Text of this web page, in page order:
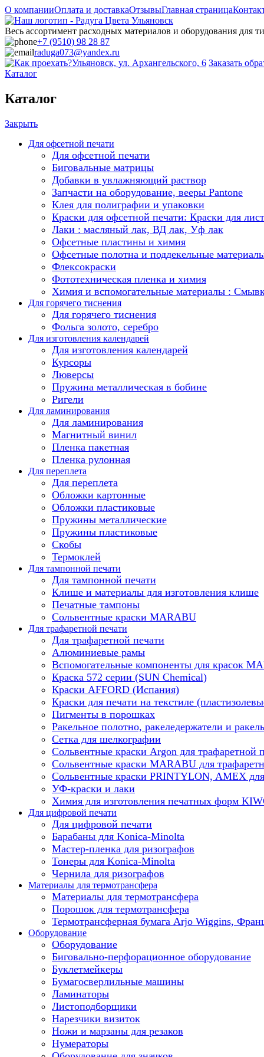
О компанииОплата и доставкаОтзывыГлавная страница
Весь ассортимент расходных материалов и оборудования для
+7 (9510) 98 28 87
raduga073@yandex.ru
Ульяновск, ул. Архангельского, 6 Заказать
Каталог
Каталог
Закрыть
Для офсетной печати
Для офсетной печати
Биговальные матрицы
Добавки в увлажняющий раствор
Запчасти на оборудование, вееры Pantone
Клея для полиграфии и упаковки
Краски для офсетной печати: Краски для
Лаки : масляный лак, ВД лак, Уф лак
Офсетные пластины и химия
Офсетные полотна и поддекельные
Флексокраски
Фототехническая пленка и химия
Химия и вспомогательные материалы :
Для горячего тиснения
Для горячего тиснения
Фольга золото, серебро
Для изготовления календарей
Для изготовления календарей
Курсоры
Люверсы
Пружина металлическая в бобине
Ригели
Для ламинирования
Для ламинирования
Магнитный винил
Пленка пакетная
Пленка рулонная
Для переплета
Для переплета
Обложки картонные
Обложки пластиковые
Пружины металлические
Пружины пластиковые
Скобы
Термоклей
Для тампонной печати
Для тампонной печати
Клише и материалы для изготовления клише
Печатные тампоны
Сольвентные краски MARABU
Для трафаретной печати
Для трафаретной печати
Алюминиевые рамы
Вспомогательные компоненты для красок
Краска 572 серии (SUN Chemical)
Краски AFFORD (Испания)
Краски для печати на текстиле
Пигменты в порошках
Ракельное полотно, ракеледержатели и
Сетка для шелкографии
Сольвентные краски Argon для трафаретной
Сольвентные краски MARABU для
Сольвентные краски PRINTYLON, AMEX
УФ-краски и лаки
Химия для изготовления печатных форм
Для цифровой печати
Для цифровой печати
Барабаны для Konica-Minolta
Мастер-пленка для ризографов
Тонеры для Konica-Minolta
Чернила для ризографов
Материалы для термотрансфера
Материалы для термотрансфера
Порошок для термотрансфера
Термотрансферная бумага Arjo Wiggins,
Оборудование
Оборудование
Биговально-перфорационное оборудование
Буклетмейкеры
Бумагосверлильные машины
Ламинаторы
Листоподборщики
Нарезчики визиток
Ножи и марзаны для резаков
Нумераторы